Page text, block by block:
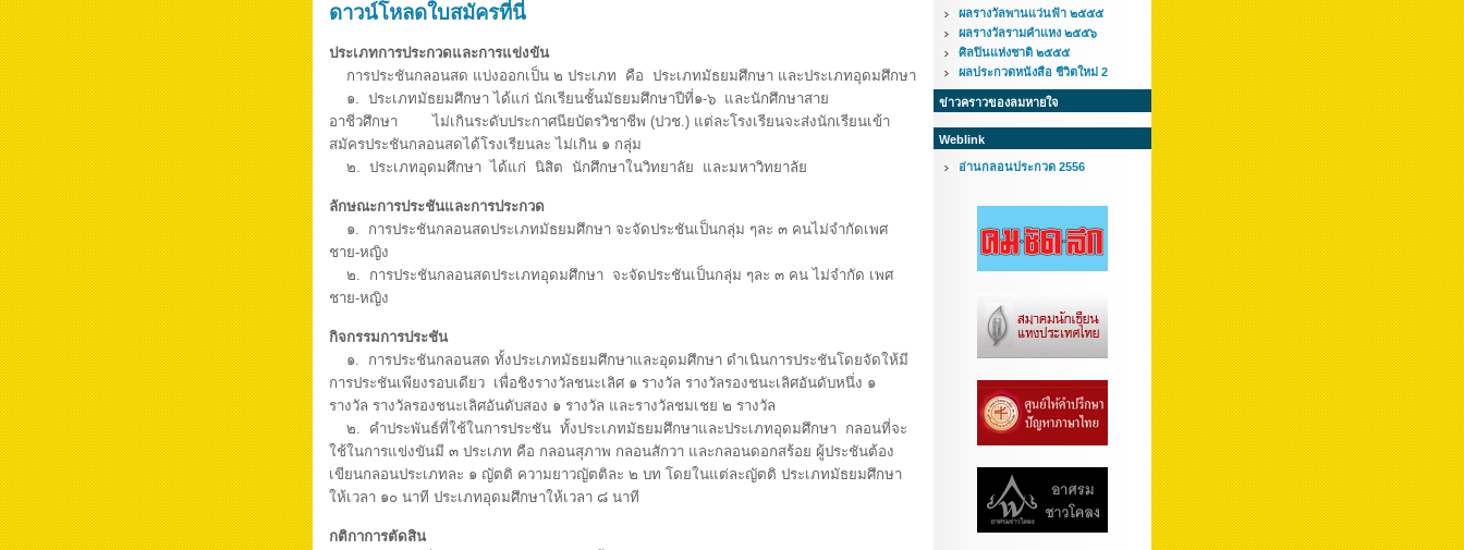
ดาวน์โหลดใบสมัครที่นี่
ประเภทการประกวดและการแข่งขัน
การประชันกลอนสด แบ่งออกเป็น ๒ ประเภท คือ ประเภทมัธยมศึกษา และประเภทอุดมศึกษา
๑. ประเภทมัธยมศึกษา ได้แก่ นักเรียนชั้นมัธยมศึกษาปีที่๑-๖ และนักศึกษาสาย
อาชีวศึกษา ไม่เกินระดับประกาศนียบัตรวิชาชีพ (ปวช.) แต่ละโรงเรียนจะส่งนักเรียนเข้า
สมัครประชันกลอนสดได้โรงเรียนละ ไม่เกิน ๑ กลุ่ม
๒. ประเภทอุดมศึกษา ได้แก่ นิสิต นักศึกษาในวิทยาลัย และมหาวิทยาลัย
ลักษณะการประชันและการประกวด
๑. การประชันกลอนสดประเภทมัธยมศึกษา จะจัดประชันเป็นกลุ่ม ๆละ ๓ คนไม่จำกัดเพศ
ชาย-หญิง
๒. การประชันกลอนสดประเภทอุดมศึกษา จะจัดประชันเป็นกลุ่ม ๆละ ๓ คน ไม่จำกัด เพศ
ชาย-หญิง
กิจกรรมการประชัน
๑. การประชันกลอนสด ทั้งประเภทมัธยมศึกษาและอุดมศึกษา ดำเนินการประชันโดยจัดให้มี
การประชันเพียงรอบเดียว เพื่อชิงรางวัลชนะเลิศ ๑ รางวัล รางวัลรองชนะเลิศอันดับหนึ่ง ๑
รางวัล รางวัลรองชนะเลิศอันดับสอง ๑ รางวัล และรางวัลชมเชย ๒ รางวัล
๒. คำประพันธ์ที่ใช้ในการประชัน ทั้งประเภทมัธยมศึกษาและประเภทอุดมศึกษา กลอนที่จะ
ใช้ในการแข่งขันมี ๓ ประเภท คือ กลอนสุภาพ กลอนสักวา และกลอนดอกสร้อย ผู้ประชันต้อง
เขียนกลอนประเภทละ ๑ ญัตติ ความยาวญัตติละ ๒ บท โดยในแต่ละญัตติ ประเภทมัธยมศึกษา
ให้เวลา ๑๐ นาที ประเภทอุดมศึกษาให้เวลา ๘ นาที
กติกาการตัดสิน
ผลรางวัลพานแว่นฟ้า ๒๕๕๕
ผลรางวัลรามคำแหง ๒๕๕๖
ศิลปินแห่งชาติ ๒๕๕๕
ผลประกวดหนังสือ ชีวิตใหม่ 2
ข่าวคราวของลมหายใจ
Weblink
อ่านกลอนประกวด 2556